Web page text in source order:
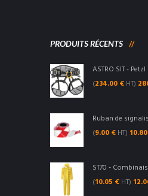
PRODUITS RÉCENTS
ASTRO SIT - Petzl
(234.00 €HT)
Ruban de
(9.00 €HT) 10.80
ST70 -
(10.05 €HT)